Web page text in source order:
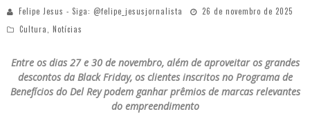
Felipe Jesus - Siga: @felipe_jesusjornalista
26 de novembro de 2025
Cultura, Notícias
Entre os dias 27 e 30 de novembro, além de aproveitar os grandes
descontos da Black Friday, os clientes inscritos no Programa de
Benefícios do Del Rey podem ganhar prêmios de marcas relevantes
do empreendimento